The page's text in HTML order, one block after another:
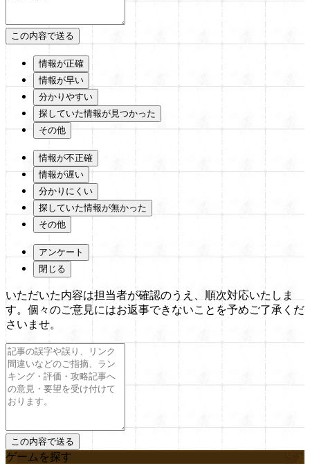
情報が正確
情報が早い
分かりやすい
探していた情報が見つかった
その他
情報が不正確
情報が遅い
分かりにくい
探していた情報が無かった
その他
アンケート
閉じる
いただいた内容は担当者が確認のうえ、順次対応いたしま
す。個々のご意見にはお返事できないことを予めご了承くだ
さいませ。
ゲームを探す